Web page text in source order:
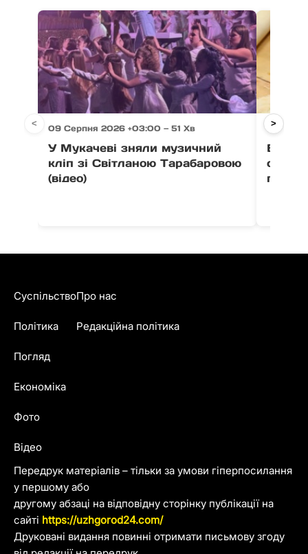
09 Серпня 2026 +03:00 — 51 Хв
У Мукачеві зняли музичний
кліп зі Світланою Тарабаровою
(відео)
09
В
< >
Передрук матеріалів – тільки за умови гіперпосилання
у першому або
другому абзаці на відповідну сторінку публікації на
сайті https://uzhgorod24.com/
Друковані видання повинні отримати письмову згоду
Суспільство
Політика
Погляд
Економіка
Фото
Відео
Про нас
Редакційна політика